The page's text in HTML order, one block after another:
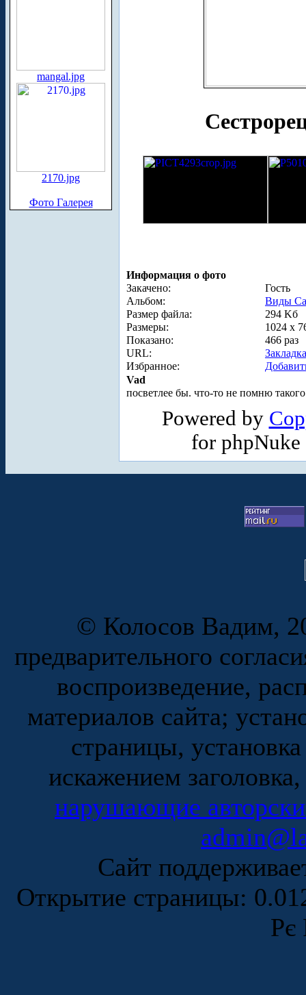
mangal.jpg
2170.jpg
Фото Галерея
Информация о фото
Закачено:
Гость
Альбом:
Виды
Размер файла:
294 Kб
Размеры:
1024 x
Показано:
466 раз
URL:
Избранное:
Vad
посветлее бы. что-то не помню
Powered by
for
© Колосов Вадим,
предварительного
воспроизведение,
материалов сайта;
страницы,
искажением
нарушающие
Сайт
Открытие страницы:
Рє